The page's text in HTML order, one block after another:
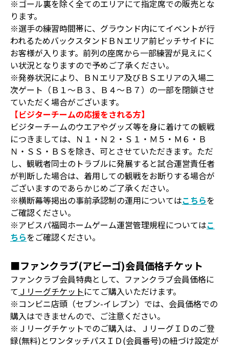
※ゴール裏を除く全てのエリアにて指定席での販売とな
ります。
※選手の練習時間帯に、グラウンド内にてイベントが行
われるためバックスタンドＢＮエリア前ピッチサイドに
お客様が入ります。前列の座席から一部練習が見えにく
い状況となりますので予めご了承ください。
※発券状況により、ＢＮエリア及びＢＳエリアの入場二
次ゲート（Ｂ１～Ｂ３、Ｂ４～Ｂ７）の一部を閉鎖させ
ていただく場合がございます。
【ビジターチームの応援をされる方】
ビジターチームのウエアやグッズ等を身に着けての観戦
につきましては、Ｎ１・Ｎ２・Ｓ１・Ｍ５・Ｍ６・Ｂ
Ｎ・ＳＳ・ＢＳを除き、可とさせていただきます。ただ
し、観戦者同士のトラブルに発展すると試合運営責任者
が判断した場合は、着用しての観戦をお断りする場合が
ございますのであらかじめご了承ください。
※横断幕等掲出の事前承認制の運用についてはこちらを
ご確認ください。
※アビスパ福岡ホームゲーム運営管理規程についてはこ
ちらをご確認ください。
■ファンクラブ(アビーゴ)会員価格チケット
ファンクラブ会員特典として、ファンクラブ会員価格に
て Ｊリーグチケットにてご購入いただけます。
※コンビニ店頭（セブン-イレブン）では、会員価格での
購入はできませんので、ご注意ください。
※Ｊリーグチケットでのご購入は、ＪリーグＩＤのご登
録(無料)とワンタッチパスＩＤ(会員番号)の紐づけ設定が